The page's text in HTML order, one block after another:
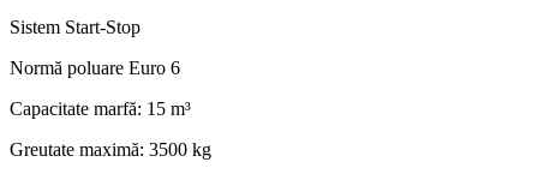
Sistem Start-Stop
Normă poluare Euro 6
Capacitate marfă: 15 m³
Greutate maximă: 3500 kg